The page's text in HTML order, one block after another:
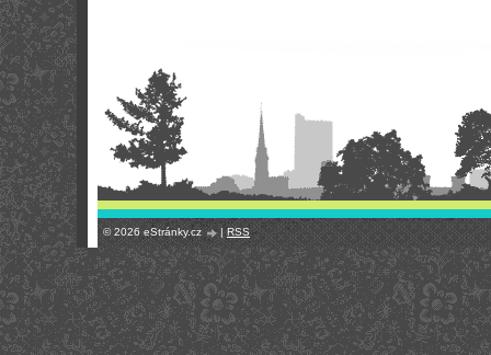
© 2026 eStránky.cz |RSS